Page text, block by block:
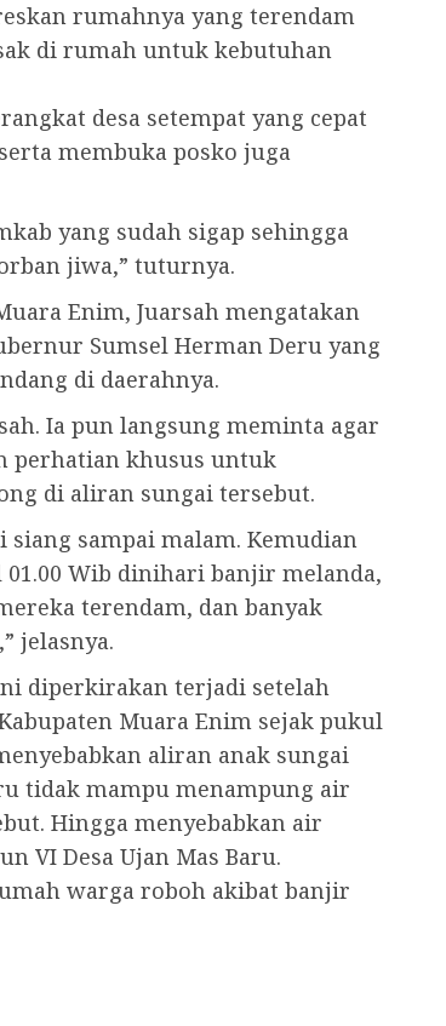
rumahnya yang terendam
di rumah untuk kebutuhan
desa setempat yang cepat
membuka posko juga
yang sudah sigap sehingga
jiwa,” tuturnya.
Enim, Juarsah mengatakan
Sumsel Herman Deru yang
di daerahnya.
Ia pun langsung meminta agar
perhatian khusus untuk
di aliran sungai tersebut.
siang sampai malam. Kemudian
Wib dinihari banjir melanda,
terendam, dan banyak
jelasnya.
diperkirakan terjadi setelah
Muara Enim sejak pukul
aliran anak sungai
tidak mampu menampung air
Hingga menyebabkan air
VI Desa Ujan Mas Baru.
warga roboh akibat banjir